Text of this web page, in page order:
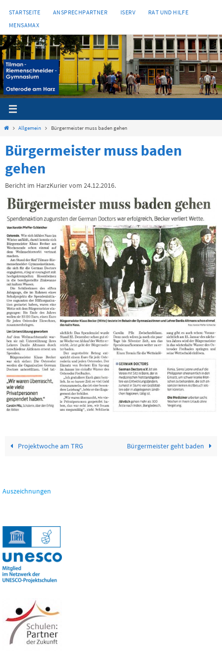
Inhalt
springen
STARTSEITE ANSPRECHPARTNER ISERV
RAT UND HILFE
MENSAMAX
StartAllgemein Bürgermeister muss baden gehen
Bürgermeister muss baden
gehen
Bericht im HarzKurier vom 24.12.2016.
Projektwoche am TRG Bürgermeister geht baden
Auszeichnungen